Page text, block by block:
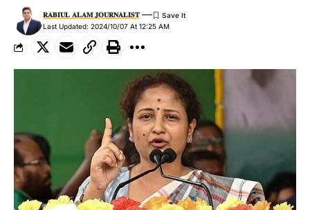
Last Updated: 2024/10/07 At 12:25 AM
𝐑𝐀𝐁𝐈𝐔𝐋 𝐀𝐋𝐀𝐌 𝐉𝐎𝐔𝐑𝐍𝐀𝐋𝐈𝐒𝐓